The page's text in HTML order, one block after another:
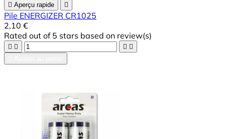
 Aperçu rapide 
Pile ENERGIZER CR1025
2,10 €
Rated out of 5 stars based on review(s)
   